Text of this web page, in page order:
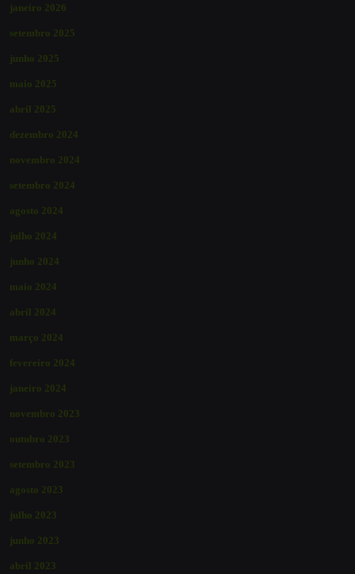
janeiro 2026
setembro 2025
junho 2025
maio 2025
abril 2025
dezembro 2024
novembro 2024
setembro 2024
agosto 2024
julho 2024
junho 2024
maio 2024
abril 2024
março 2024
fevereiro 2024
janeiro 2024
novembro 2023
outubro 2023
setembro 2023
agosto 2023
julho 2023
junho 2023
abril 2023